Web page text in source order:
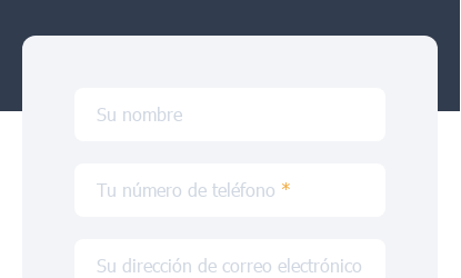
Su nombre
Tu número de teléfono *
Su dirección de correo electrónico